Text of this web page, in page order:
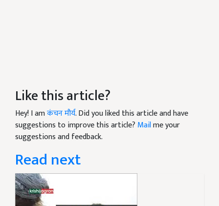
Like this article?
Hey! I amकंचन मौर्य. Did you liked this article and have
suggestions to improve this article? Mailme your
suggestions and feedback.
Read next